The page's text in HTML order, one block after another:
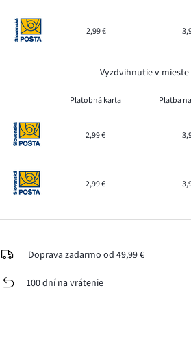
2,99 €
Vyzdvihnutie v mieste
Platobná karta Platba
2,99 €
2,99 €
Doprava zadarmo od 49,99 €
100 dní na vrátenie